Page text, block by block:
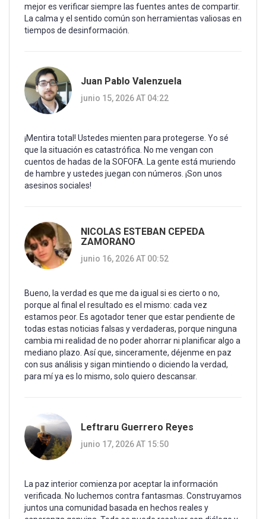
mejor es verificar siempre las fuentes antes de compartir.
La calma y el sentido común son herramientas valiosas en
tiempos de desinformación.
Juan Pablo Valenzuela
junio 15, 2026 AT 04:22
¡Mentira total! Ustedes mienten para protegerse. Yo sé
que la situación es catastrófica. No me vengan con
cuentos de hadas de la SOFOFA. La gente está muriendo
de hambre y ustedes juegan con números. ¡Son unos
asesinos sociales!
NICOLAS ESTEBAN CEPEDA
ZAMORANO
junio 16, 2026 AT 00:52
Bueno, la verdad es que me da igual si es cierto o no,
porque al final el resultado es el mismo: cada vez
estamos peor. Es agotador tener que estar pendiente de
todas estas noticias falsas y verdaderas, porque ninguna
cambia mi realidad de no poder ahorrar ni planificar algo a
mediano plazo. Así que, sinceramente, déjenme en paz
con sus análisis y sigan mintiendo o diciendo la verdad,
para mí ya es lo mismo, solo quiero descansar.
Leftraru Guerrero Reyes
junio 17, 2026 AT 15:50
La paz interior comienza por aceptar la información
verificada. No luchemos contra fantasmas. Construyamos
juntos una comunidad basada en hechos reales y